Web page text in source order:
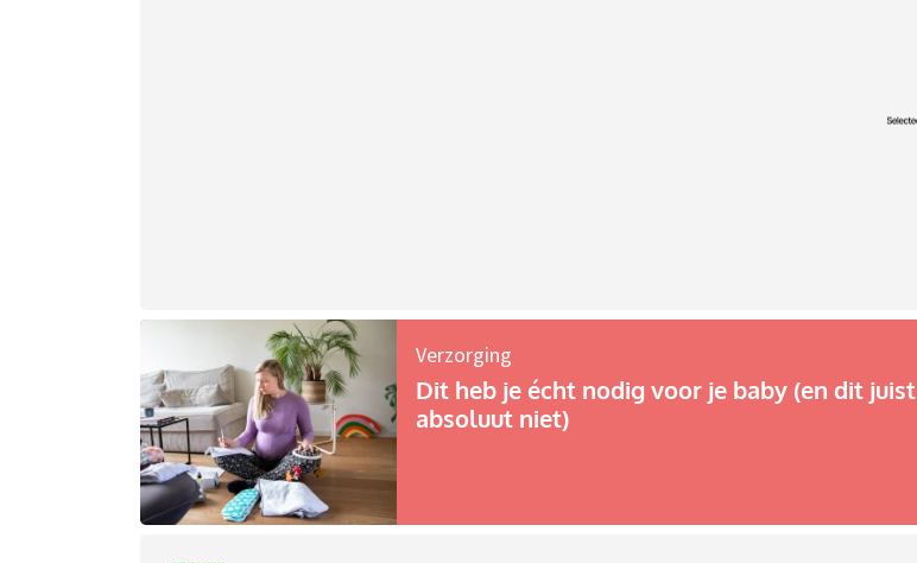
Verzorging
Dit heb je écht nodig voor je baby (en dit juist
absoluut niet)